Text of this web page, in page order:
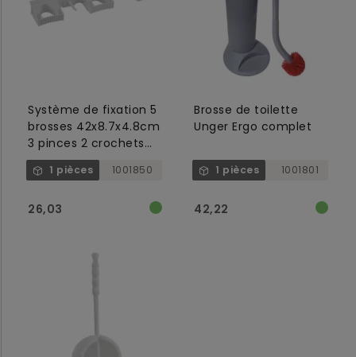
Système de fixation 5
brosses 42x8.7x4.8cm
3 pinces 2 crochets
Vikan blanc
1 pièces 1001850
26,03
Brosse de toilette
Unger Ergo complet
1 pièces 1001801
42,22